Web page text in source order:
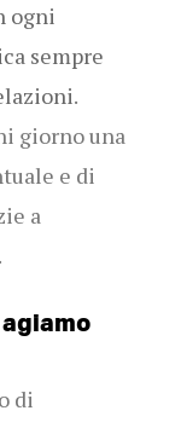
ogni
sempre
.
giorno una
e di
a
agiamo
di